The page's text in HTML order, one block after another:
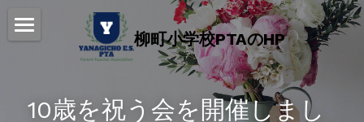
柳町小学校PTAのHP
ホーム
10歳を祝う会を開催しまし